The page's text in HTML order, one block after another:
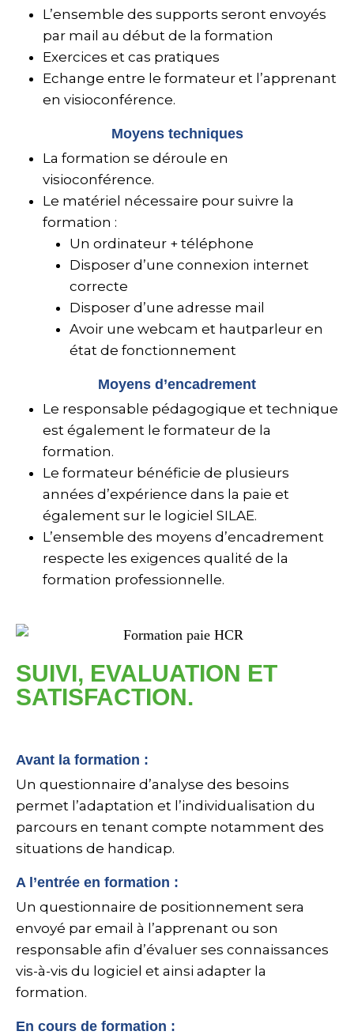
L’ensemble des supports seront envoyés
par mail au début de la formation
Exercices et cas pratiques
Echange entre le formateur et l’apprenant
en visioconférence.
Moyens techniques
La formation se déroule en
visioconférence.
Le matériel nécessaire pour suivre la
formation :
Un ordinateur + téléphone
Disposer d’une connexion internet
correcte
Disposer d’une adresse mail
Avoir une webcam et hautparleur en
état de fonctionnement
Moyens d’encadrement
Le responsable pédagogique et technique
est également le formateur de la
formation.
Le formateur bénéficie de plusieurs
années d’expérience dans la paie et
également sur le logiciel SILAE.
L’ensemble des moyens d’encadrement
respecte les exigences qualité de la
formation professionnelle.
SUIVI, EVALUATION ET
SATISFACTION.
Avant la formation :
Un questionnaire d’analyse des besoins
permet l’adaptation et l’individualisation du
parcours en tenant compte notamment des
situations de handicap.
A l’entrée en formation :
Un questionnaire de positionnement sera
envoyé par email à l’apprenant ou son
responsable afin d’évaluer ses connaissances
vis-à-vis du logiciel et ainsi adapter la
formation.
En cours de formation :